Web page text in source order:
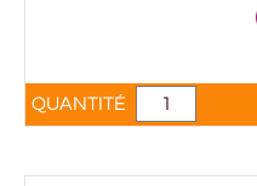
QUANTITÉ